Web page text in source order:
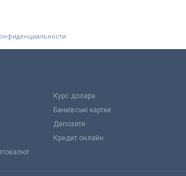
Курс долара
Банківські картки
Депозити
Кредит онлайн